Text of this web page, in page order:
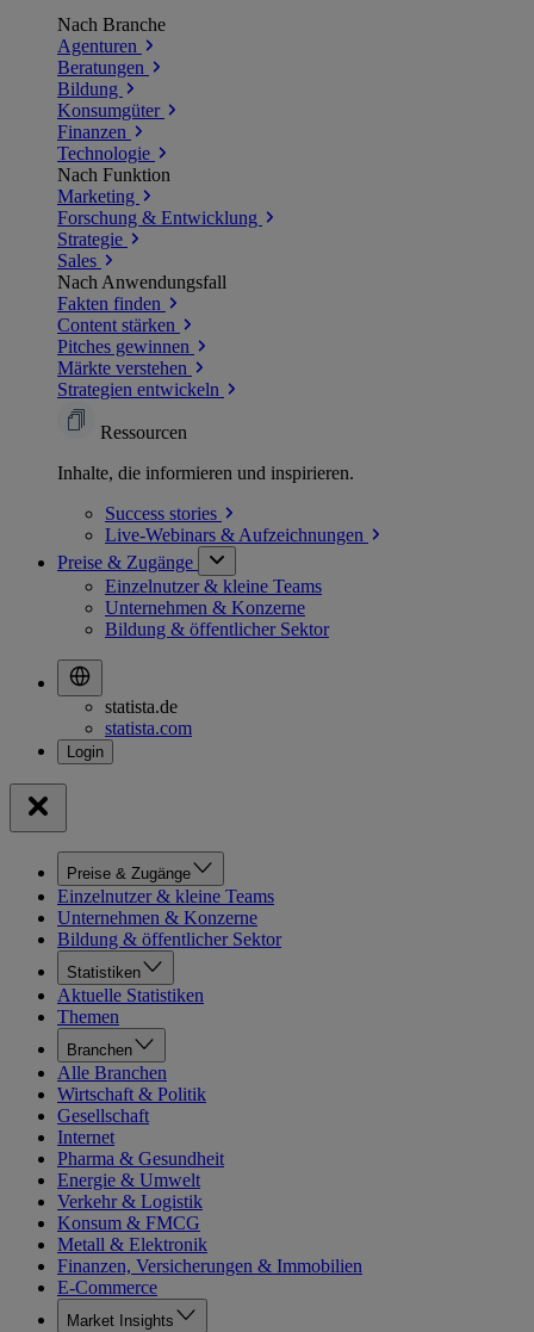
Nach Branche
Agenturen
Beratungen
Bildung
Konsumgüter
Finanzen
Technologie
Nach Funktion
Marketing
Forschung & Entwicklung
Strategie
Sales
Nach Anwendungsfall
Fakten finden
Content stärken
Pitches gewinnen
Märkte verstehen
Strategien entwickeln
Ressourcen
Inhalte, die informieren und inspirieren.
Success stories
Live-Webinars & Aufzeichnungen
Preise & Zugänge
Einzelnutzer & kleine Teams
Unternehmen & Konzerne
Bildung & öffentlicher Sektor
statista.de
statista.com
Preise & Zugänge
Einzelnutzer & kleine Teams
Unternehmen & Konzerne
Bildung & öffentlicher Sektor
Statistiken
Aktuelle Statistiken
Themen
Branchen
Alle Branchen
Wirtschaft & Politik
Gesellschaft
Internet
Pharma & Gesundheit
Energie & Umwelt
Verkehr & Logistik
Konsum & FMCG
Metall & Elektronik
Finanzen, Versicherungen & Immobilien
E-Commerce
Market Insights